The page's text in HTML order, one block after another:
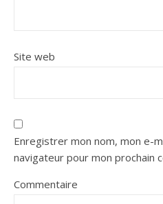
Site web
Enregistrer mon nom, mon e-
navigateur pour mon prochain
Commentaire